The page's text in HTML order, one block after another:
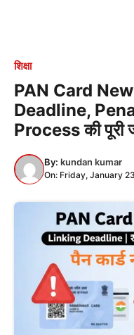
शिक्षा
PAN Card
Deadline,
Process की पूरी
By: kundan kumar
On: Friday, January